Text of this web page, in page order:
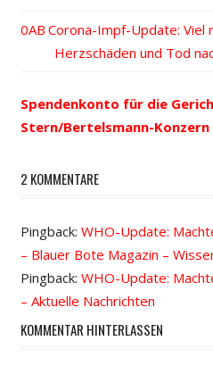
Beitrags-
Vorheriger
Beitrag:
Corona-Impf-Update: Viel
Nächster
Herzschäden und Tod
Spendenkonto für die
Stern/Bertelsmann-Konzern
2 KOMMENTARE
Pingback: WHO-Update:
– Blauer Bote Magazin –
Pingback: WHO-Update:
– Aktuelle Nachrichten
KOMMENTAR HINTERLASSEN